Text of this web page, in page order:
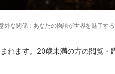
外な関係：あなたの物語が世界を魅了する
れます。20歳未満の方の閲覧・